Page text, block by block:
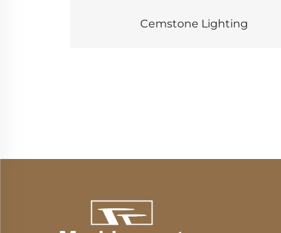
Cemstone Lighting